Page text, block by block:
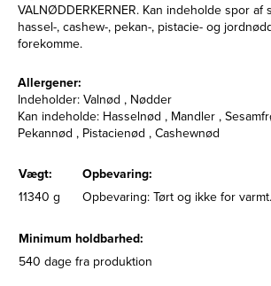
VALNØDDERKERNER. Kan indeholde spor af
hassel-, cashew-, pekan-, pistacie- og
forekomme.
Allergener:
Indeholder: Valnød , Nødder
Kan indeholde: Hasselnød , Mandler ,
Pekannød , Pistacienød , Cashewnød
Vægt:
Opbevaring:
11340 g
Opbevaring: Tørt og ikke for varmt.
Minimum holdbarhed:
540 dage fra produktion